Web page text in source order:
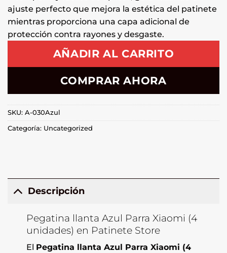
ajuste perfecto que mejora la estética del patinete
mientras proporciona una capa adicional de
protección contra rayones y desgaste.
AÑADIR AL CARRITO
COMPRAR AHORA
SKU: A-030Azul
Categoría: Uncategorized
Descripción
Pegatina llanta Azul Parra Xiaomi (4
unidades) en Patinete Store
El Pegatina llanta Azul Parra Xiaomi (4